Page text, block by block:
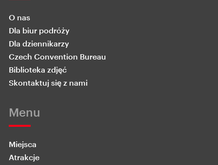
O nas
Dla biur podróży
Dla dziennikarzy
Czech Convention Bureau
Biblioteka zdjęć
Skontaktuj się z nami
Menu
Miejsca
Atrakcje